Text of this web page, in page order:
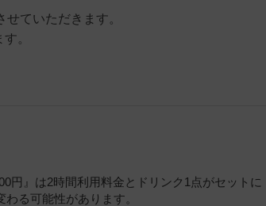
ていただきます。
。
円』は2時間利用料金とドリンク1点がセットに
る可能性があります。